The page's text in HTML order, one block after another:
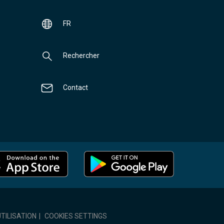
FR
Rechercher
Contact
| COOKIES SETTINGS